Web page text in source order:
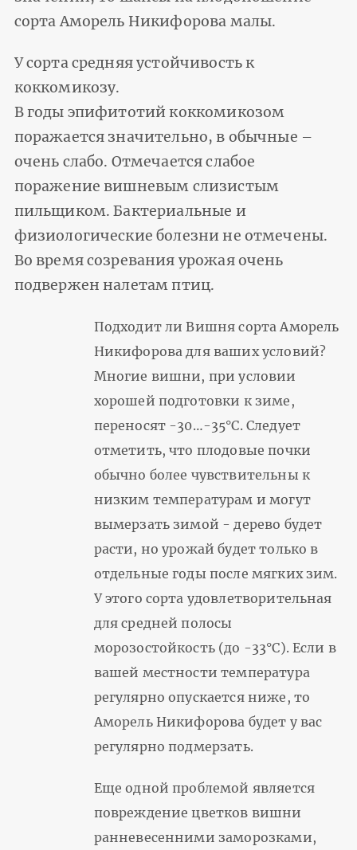
сорта Аморель Никифорова малы.
У сорта средняя устойчивость к
коккомикозу.
В годы эпифитотий коккомикозом
поражается значительно, в обычные –
очень слабо. Отмечается слабое
поражение вишневым слизистым
пильщиком. Бактериальные и
физиологические болезни не отмечены.
Во время созревания урожая очень
подвержен налетам птиц.
Подходит ли Вишня сорта Аморель
Никифорова для ваших условий?
Многие вишни, при условии
хорошей подготовки к зиме,
переносят -30…-35°С. Следует
отметить, что плодовые почки
обычно более чувствительны к
низким температурам и могут
вымерзать зимой - дерево будет
расти, но урожай будет только в
отдельные годы после мягких зим.
У этого сорта удовлетворительная
для средней полосы
морозостойкость (до -33°С). Если в
вашей местности температура
регулярно опускается ниже, то
Аморель Никифорова будет у вас
регулярно подмерзать.
Еще одной проблемой является
повреждение цветков вишни
ранневесенними заморозками,